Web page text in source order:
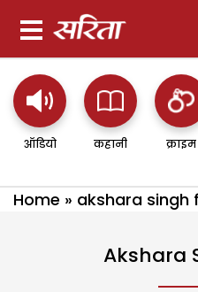
ऑडियो कहानी क्राइम
Home » akshara singh
Akshara